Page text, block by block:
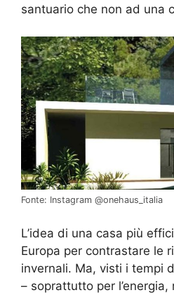
santuario che non ad una
Fonte: Instagram @onehaus_italia
L’idea di una casa più
Europa per contrastare le
invernali. Ma, visti i tempi
– soprattutto per